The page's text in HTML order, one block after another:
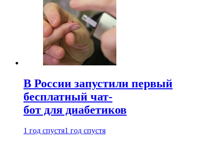
В России запустили первый
бесплатный чат-
бот для диабетиков
1 год спустя1 год спустя